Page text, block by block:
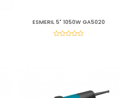
ESMERIL 5" 1050W GA5020